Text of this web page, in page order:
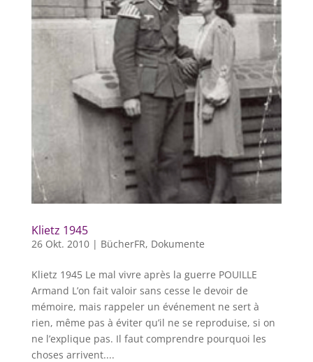
Klietz 1945
26 Okt. 2010| BücherFR, Dokumente
Klietz 1945 Le mal vivre après la guerre POUILLE
Armand L’on fait valoir sans cesse le devoir de
mémoire, mais rappeler un événement ne sert à
rien, même pas à éviter qu’il ne se reproduise, si on
ne l’explique pas. Il faut comprendre pourquoi les
choses arrivent....